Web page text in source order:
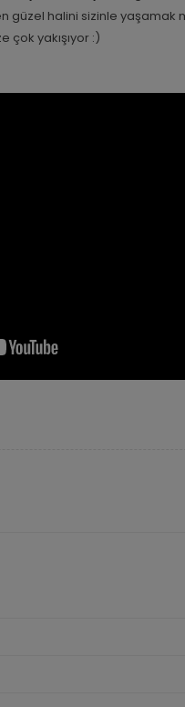
güzel halini sizinle yaşamak
çok yakışıyor :)